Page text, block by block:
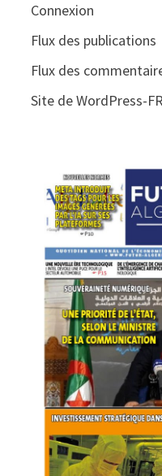
Connexion
Flux des publications
Flux des
Site de WordPress-FR